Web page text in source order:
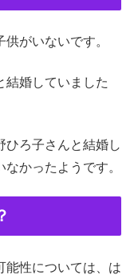
がいないです。
結婚していました
ひろ子さんと結婚し
かったようです。
能性については、は